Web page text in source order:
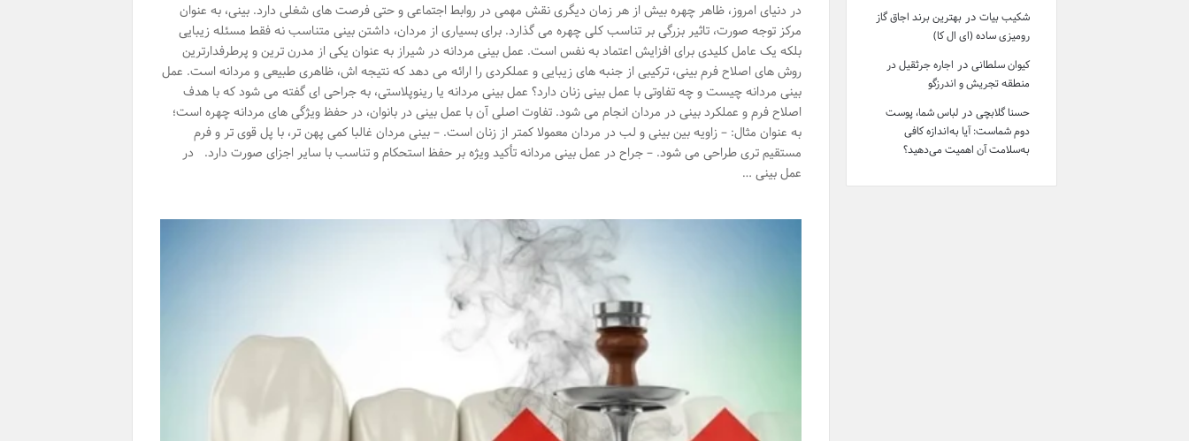
در دنیای امروز، ظاهر چهره بیش از هر زمان دیگری نقش مهمی در روابط اجتماعی و حتی فرصت های شغلی دارد. بینی، به عنوان
مرکز توجه صورت، تاثیر بزرگی بر تناسب کلی چهره می گذارد. برای بسیاری از مردان، داشتن بینی متناسب نه فقط مسئله زیبایی
بلکه یک عامل کلیدی برای افزایش اعتماد به نفس است. عمل بینی مردانه در شیراز به عنوان یکی از مدرن ترین و پرطرفدارترین
روش های اصلاح فرم بینی، ترکیبی از جنبه های زیبایی و عملکردی را ارائه می دهد که نتیجه اش، ظاهری طبیعی و مردانه است. عمل
بینی مردانه چیست و چه تفاوتی با عمل بینی زنان دارد؟ عمل بینی مردانه یا رینوپلاستی، به جراحی ای گفته می شود که با هدف
اصلاح فرم و عملکرد بینی در مردان انجام می شود. تفاوت اصلی آن با عمل بینی در بانوان، در حفظ ویژگی های مردانه چهره است؛
به عنوان مثال: – زاویه بین بینی و لب در مردان معمولا کمتر از زنان است. – بینی مردان غالبا کمی پهن تر، با پل قوی تر و فرم
مستقیم تری طراحی می شود. – جراح در عمل بینی مردانه تأکید ویژه بر حفظ استحکام و تناسب با سایر اجزای صورت دارد. در
عمل بینی …
شکیب بیات دربهترین برند اجاق گاز
رومیزی ساده (ای ال کا)
کیوان سلطانی در اجاره جرثقیل در
منطقه تجریش و اندرزگو
حسنا گلابچی درلباس شما، پوست
دوم شماست: آیا به‌اندازه کافی
به‌سلامت آن اهمیت می‌دهید؟